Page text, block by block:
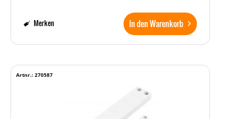
In den Warenkorb
Merken
Artnr.: 270587